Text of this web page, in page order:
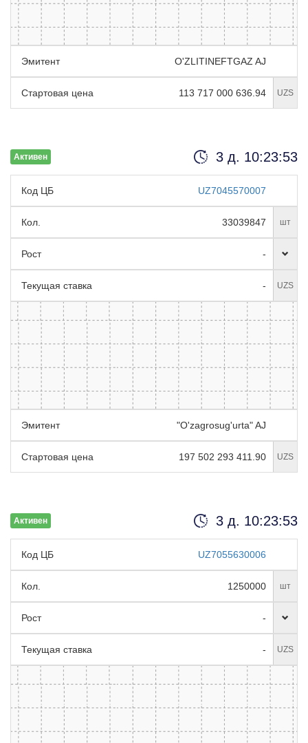
Эмитент O'ZLITINEFTGAZ AJ
Стартовая цена 113 717 000 636.94 UZS
Активен 3 д. 10:23:52
Код ЦБ UZ7045570007
Кол. 33039847 шт
Рост -
Текущая ставка - UZS
Эмитент "O'zagrosug'urta" AJ
Стартовая цена 197 502 293 411.90 UZS
Активен 3 д. 10:23:52
Код ЦБ UZ7055630006
Кол. 1250000 шт
Рост -
Текущая ставка - UZS